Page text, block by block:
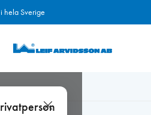
hela Sverige
genomföring och galler